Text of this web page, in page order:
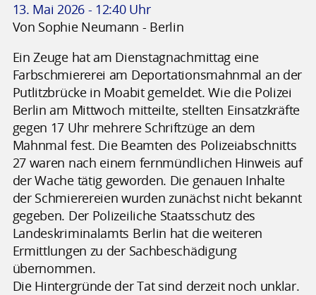
13. Mai 2026 - 12:40 Uhr
Von Sophie Neumann - Berlin
Ein Zeuge hat am Dienstagnachmittag eine
Farbschmiererei am Deportationsmahnmal an der
Putlitzbrücke in Moabit gemeldet. Wie die Polizei
Berlin am Mittwoch mitteilte, stellten Einsatzkräfte
gegen 17 Uhr mehrere Schriftzüge an dem
Mahnmal fest. Die Beamten des Polizeiabschnitts
27 waren nach einem fernmündlichen Hinweis auf
der Wache tätig geworden. Die genauen Inhalte
der Schmierereien wurden zunächst nicht bekannt
gegeben. Der Polizeiliche Staatsschutz des
Landeskriminalamts Berlin hat die weiteren
Ermittlungen zu der Sachbeschädigung
übernommen.
Die Hintergründe der Tat sind derzeit noch unklar.